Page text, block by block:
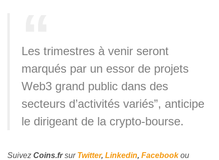
Les trimestres à venir seront
marqués par un essor de projets
Web3 grand public dans des
secteurs d’activités variés”, anticipe
le dirigeant de la crypto-bourse.
Suivez Coins.frsur Twitter, Linkedin, Facebookou